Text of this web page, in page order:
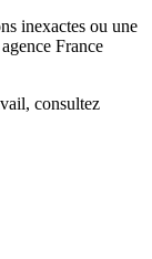
inexactes ou une
France
, consultez